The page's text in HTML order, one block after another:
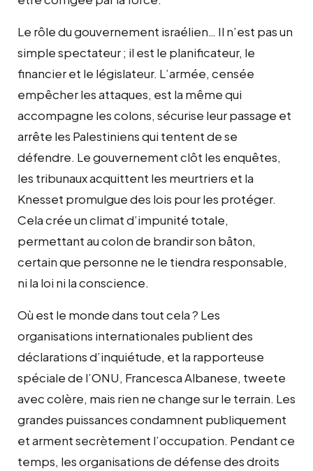
Le rôle du gouvernement israélien… Il n’est pas un
simple spectateur ; il est le planificateur, le
financier et le législateur. L’armée, censée
empêcher les attaques, est la même qui
accompagne les colons, sécurise leur passage et
arrête les Palestiniens qui tentent de se
défendre. Le gouvernement clôt les enquêtes,
les tribunaux acquittent les meurtriers et la
Knesset promulgue des lois pour les protéger.
Cela crée un climat d’impunité totale,
permettant au colon de brandir son bâton,
certain que personne ne le tiendra responsable,
ni la loi ni la conscience.
Où est le monde dans tout cela ? Les
organisations internationales publient des
déclarations d’inquiétude, et la rapporteuse
spéciale de l’ONU, Francesca Albanese, tweete
avec colère, mais rien ne change sur le terrain. Les
grandes puissances condamnent publiquement
et arment secrètement l’occupation. Pendant ce
temps, les organisations de défense des droits